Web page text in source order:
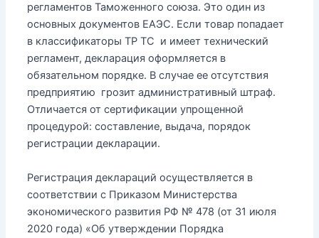
регламентов Таможенного союза. Это один из
основных документов ЕАЭС. Если товар попадает
в классификаторы ТР ТС и имеет технический
регламент, декларация оформляется в
обязательном порядке. В случае ее отсутствия
предприятию грозит административный штраф.
Отличается от сертификации упрощенной
процедурой: составление, выдача, порядок
регистрации декларации.
Регистрация деклараций осуществляется в
соответствии с Приказом Министерства
экономического развития РФ № 478 (от 31 июля
2020 года) «Об утверждении Порядка